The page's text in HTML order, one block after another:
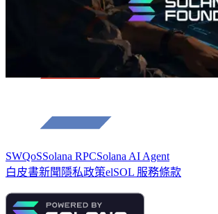
SWQoSSolana RPCSolana AI Agent
白皮書新聞 隱私政策elSOL 服務條款